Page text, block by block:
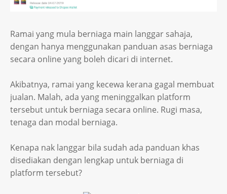
Ramai yang mula berniaga main langgar sahaja,
dengan hanya menggunakan panduan asas berniaga
secara online yang boleh dicari di internet.
Akibatnya, ramai yang kecewa kerana gagal membuat
jualan. Malah, ada yang meninggalkan platform
tersebut untuk berniaga secara online. Rugi masa,
tenaga dan modal berniaga.
Kenapa nak langgar bila sudah ada panduan khas
disediakan dengan lengkap untuk berniaga di
platform tersebut?